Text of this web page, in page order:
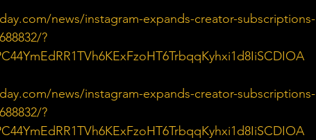
news/instagram-expands-creator-subscriptions-
?
news/instagram-expands-creator-subscriptions-
?